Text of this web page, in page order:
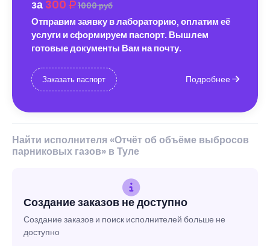
за 300 1000 руб
Отправим заявку в лабораторию, оплатим её
услуги и сформируем паспорт. Вышлем
готовые документы Вам на почту.
Заказать паспорт Подробнее
Найти исполнителя «Отчёт об объёме выбросов
парниковых газов» в Туле
Создание заказов не доступно
Создание заказов и поиск исполнителей больше не
доступно